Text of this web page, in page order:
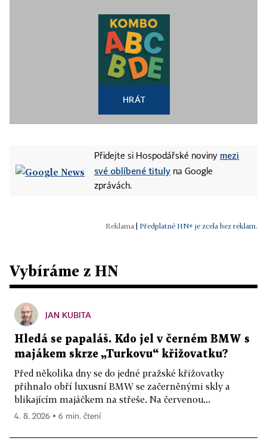
HRÁT
Přidejte si Hospodářské noviny mezi
své oblíbené tituly na Google
zprávách.
Předplatné HN+ je zcela bez reklam.
Vybíráme z HN
JAN KUBITA
Hledá se papaláš. Kdo jel v černém BMW s
majákem skrze „Turkovu“ křižovatku?
Před několika dny se do jedné pražské křižovatky
přihnalo obří luxusní BMW se začerněnými skly a
blikajícím majáčkem na střeše. Na červenou...
4. 8. 2026 ▪ 6 min. čtení